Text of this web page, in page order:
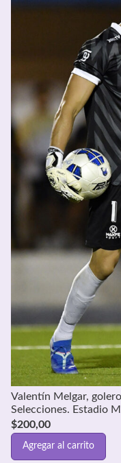
Valentín Melgar,
Selecciones. Estadio
$200,00
Agregar al carrito